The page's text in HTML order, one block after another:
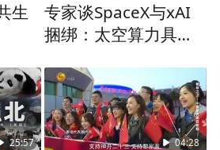
生
专家谈SpaceX与xAI
捆绑：太空算力具备
场豪赌
25:57 04:28